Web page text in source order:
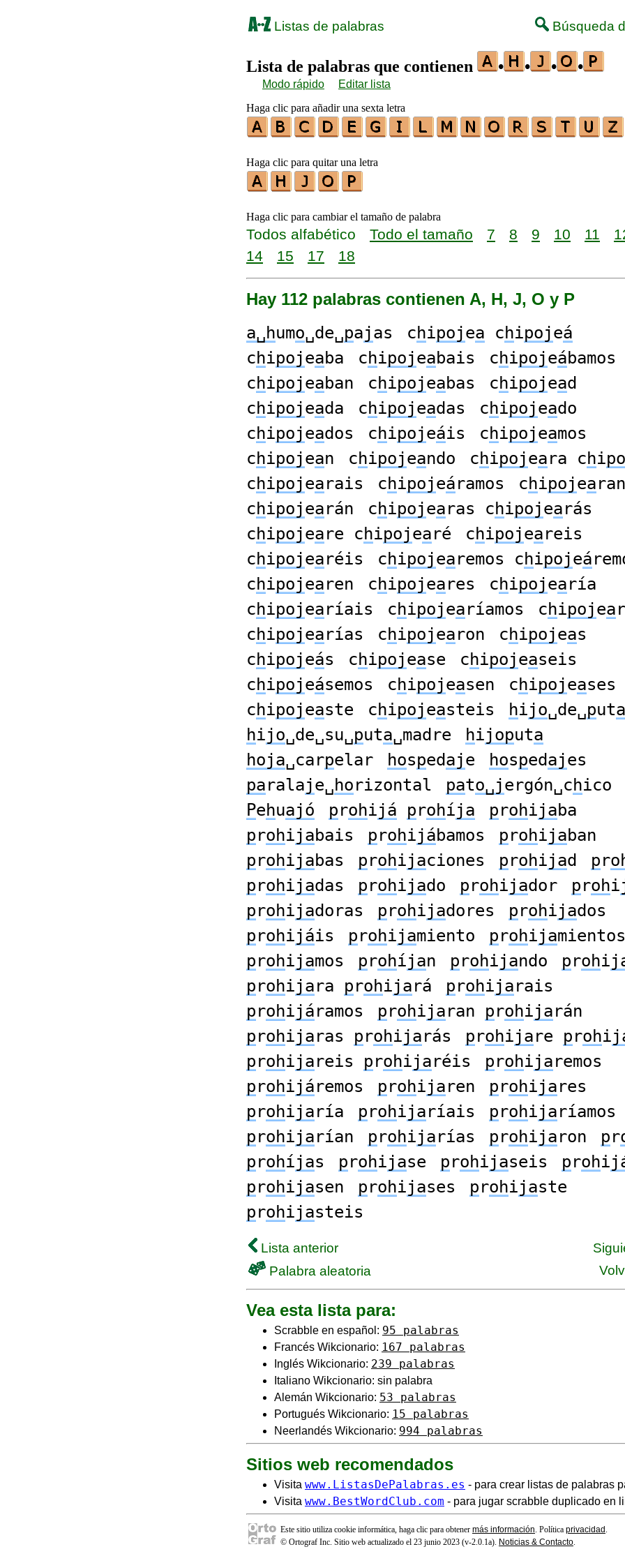
Listas de palabras Búsqueda
Lista de palabras que contienen • • • •
Modo rápido
Editar lista
Haga clic para añadir una sexta letra
Haga clic para quitar una letra
Haga clic para cambiar el tamaño de palabra
Todos alfabético Todo el tamaño 7 8 9 10 11
14
15 17 18
Hay 112 palabras contienen A, H, J, O y P
a␣humo␣de␣pajas chipojea chipojeá
chipojeaba chipojeabais chipojeábamos
chipojeaban chipojeabas chipojead
chipojeada chipojeadas chipojeado
chipojeados chipojeáis chipojeamos
chipojean chipojeando chipojeara chi
chipojearais chipojeáramos chipojearan
chipojearán chipojearas chipojearás
chipojeare chipojearé chipojeareis
chipojearéis chipojearemos chipojeá
chipojearen chipojeares chipojearía
chipojearíais chipojearíamos chipojea
chipojearías chipojearon chipojeas
chipojeás chipojease chipojeaseis
chipojeásemos chipojeasen chipojeases
chipojeaste chipojeasteis hijo␣de␣puta
hijo␣de␣su␣puta␣madre hijoputa
hoja␣carpelar hospedaje hospedajes
paralaje␣horizontal pato␣jergón␣chico
Pehuajó prohijá prohíja prohijaba
prohijabais prohijábamos prohijaban
prohijabas prohijaciones prohijad pr
prohijadas prohijado prohijador prohi
prohijadoras prohijadores prohijados
prohijáis prohijamiento prohijamientos
prohijamos prohíjan prohijando prohi
prohijara prohijará prohijarais
prohijáramos prohijaran prohijarán
prohijaras prohijarás prohijare prohi
prohijareis prohijaréis prohijaremos
prohijáremos prohijaren prohijares
prohijaría prohijaríais prohijaríamos
prohijarían prohijarías prohijaron pr
prohíjas prohijase prohijaseis prohi
prohijasen prohijases prohijaste
prohijasteis
Lista anterior
Palabra aleatoria
Vea esta lista para:
Scrabble en español: 95 palabras
Francés Wikcionario: 167 palabras
Inglés Wikcionario: 239 palabras
Italiano Wikcionario: sin palabra
Alemán Wikcionario: 53 palabras
Portugués Wikcionario: 15 palabras
Neerlandés Wikcionario: 994 palabras
Sitios web recomendados
Visita www.ListasDePalabras.es - para crear listas de palabras
Visita www.BestWordClub.com - para jugar scrabble duplicado en
Este sitio utiliza cookie informática, haga clic para obtener más información. Política privacidad .
© Ortograf Inc. Sitio web actualizado el 23 junio 2023 (v-2.0.1a). Noticias & Contacto.